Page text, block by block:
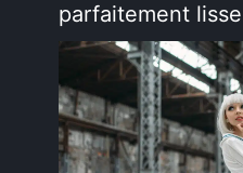
parfaitement lisse